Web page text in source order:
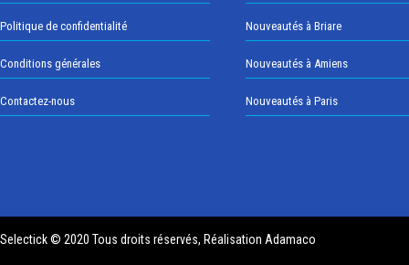
Politique de confidentialité
Conditions générales
Contactez-nous
Nouveautés à Briare
Nouveautés à Amiens
Nouveautés à Paris
Selectick © 2020 Tous droits réservés, Réalisation Adamaco